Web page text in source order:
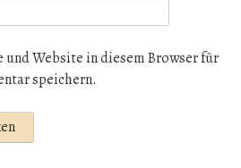
und Website in diesem Browser für
speichern.